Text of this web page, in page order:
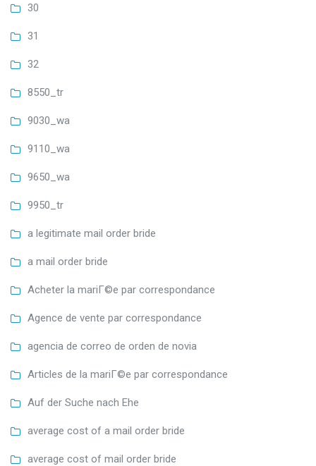
30
31
32
8550_tr
9030_wa
9110_wa
9650_wa
9950_tr
a legitimate mail order bride
a mail order bride
Acheter la mariГ©e par correspondance
Agence de vente par correspondance
agencia de correo de orden de novia
Articles de la mariГ©e par correspondance
Auf der Suche nach Ehe
average cost of a mail order bride
average cost of mail order bride